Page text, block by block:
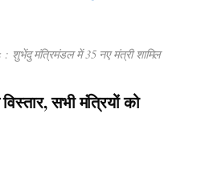
शुभेंदु मंत्रिमंडल में 35 नए मंत्री शामिल
सभी मंत्रियों को